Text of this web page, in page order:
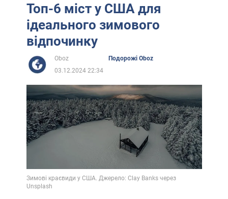
Топ-6 міст у США для
ідеального зимового
відпочинку
Oboz
Подорожі Oboz
03.12.2024 22:34
Зимові краєвиди у США. Джерело: Clay Banks через
Unsplash